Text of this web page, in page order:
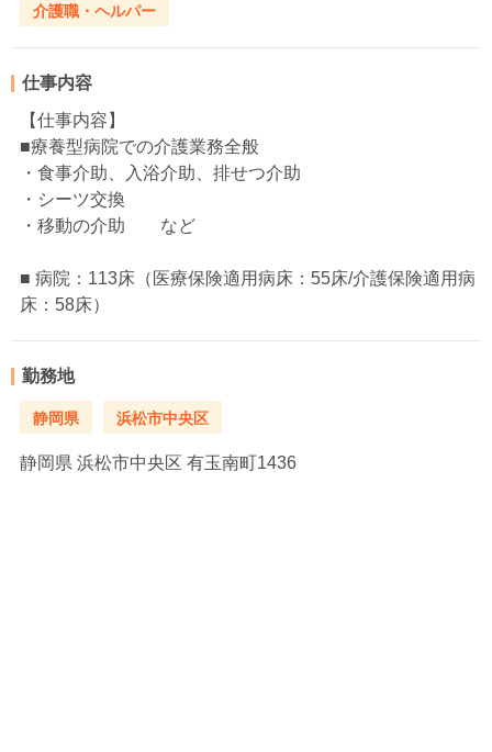
介護職・ヘルパー
仕事内容
【仕事内容】
■療養型病院での介護業務全般
・食事介助、入浴介助、排せつ介助
・シーツ交換
・移動の介助 など
■ 病院：113床（医療保険適用病床：55床/介護保険適用病
床：58床）
勤務地
静岡県 浜松市中央区
静岡県 浜松市中央区 有玉南町1436